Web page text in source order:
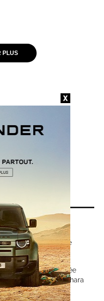
PLUS
surchauffe change le
Ep 5. Quand l’armée
dans le Sahara